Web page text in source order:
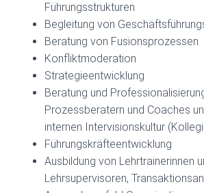
Führungsstrukturen
Begleitung von
Beratung von Fusionsprozessen
Konfliktmoderation
Strategieentwicklung
Beratung und
Prozessberatern und Coaches
internen Intervisionskultur
Führungskräfteentwicklung
Ausbildung von Lehrtrainerinnen
Lehrsupervisoren,